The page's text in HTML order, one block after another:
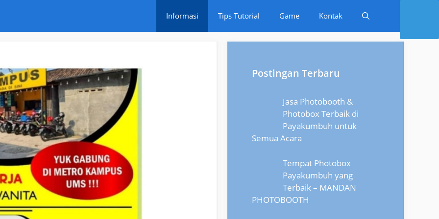
Informasi Tips Tutorial Game Kontak
Postingan Terbaru
Jasa Photobooth &
Photobox Terbaik di
Payakumbuh untuk
Semua Acara
Tempat Photobox
Payakumbuh yang
Terbaik – MANDAN
PHOTOBOOTH